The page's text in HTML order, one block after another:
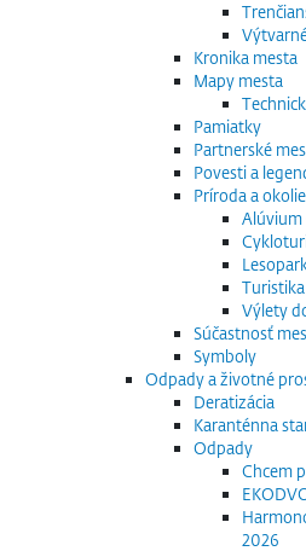
Kronika mesta
Mapy mesta
Pamiatky
Partnerské
Povesti a
Príroda a okolie
Alúvium
Turistika
Výlety
Súčastnosť
Symboly
Odpady a životné
Deratizácia
Karanténna
Odpady
Chcem
2026